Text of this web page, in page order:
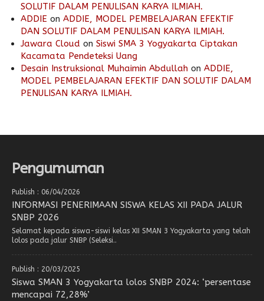
SOLUTIF DALAM PENULISAN KARYA ILMIAH.
ADDIE on ADDIE, MODEL PEMBELAJARAN EFEKTIF
DAN SOLUTIF DALAM PENULISAN KARYA ILMIAH.
Jawara Cloud on Siswi SMA 3 Yogyakarta Ciptakan
Kacamata Pendeteksi Uang
Desain Instruksional Muhaimin Abdullah on ADDIE,
MODEL PEMBELAJARAN EFEKTIF DAN SOLUTIF DALAM
PENULISAN KARYA ILMIAH.
Pengumuman
Publish : 06/04/2026
INFORMASI PENERIMAAN SISWA KELAS XII PADA JALUR
SNBP 2026
Selamat kepada siswa-siswi kelas XII SMAN 3 Yogyakarta yang telah
lolos pada jalur SNBP (Seleksi..
Publish : 20/03/2025
Siswa SMAN 3 Yogyakarta lolos SNBP 2024: ‘persentase
mencapai 72,28%’